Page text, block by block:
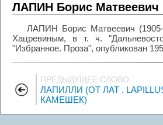
ЛАПИН Борис Матвеевич
ЛАПИН Борис Матвеевич (1905-
Хацревиным, в т. ч.
"Избранное. Проза", опубликован
ПРЕДЫДУЩЕЕ СЛОВО
ЛАПИЛЛИ (ОТ ЛАТ .
КАМЕШЕК)